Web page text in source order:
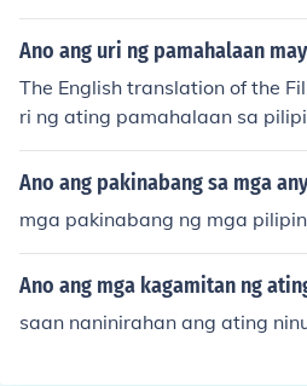
Ano ang uri ng pamahalaan
The English translation of the
ri ng ating pamahalaan sa
vernment is Philippines'
e.
Ano ang pakinabang sa mga
mga pakinabang ng mga
Ano ang mga kagamitan ng
saan naninirahan ang ating